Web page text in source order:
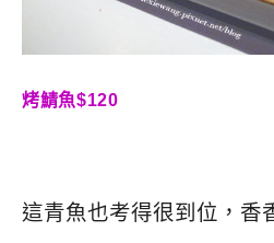
烤鯖魚$120
這青魚也考得很到位，香